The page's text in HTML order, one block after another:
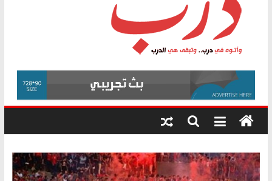
فرحات سليمان يكتب: القطاع الصحي إلى
أين؟
حزب التحالف الشعبي يطلق لجنة “الحق
في الصحة” بالإسكندرية لرصد الانتهاكات
ودعم المرضى
الوزاري لمدينة الصحفيين.. وانتهاء أعمال
إنشاء المبنى الإداري
المجلس القومي لحقوق الإنسان يعلن
متابعة قضية الدكتور محمد زهران.. ويؤكد:
قرينة البراءة وضمانات المحاكمة العادلة
درب
وأتوه
درب..
وتبقى
هي